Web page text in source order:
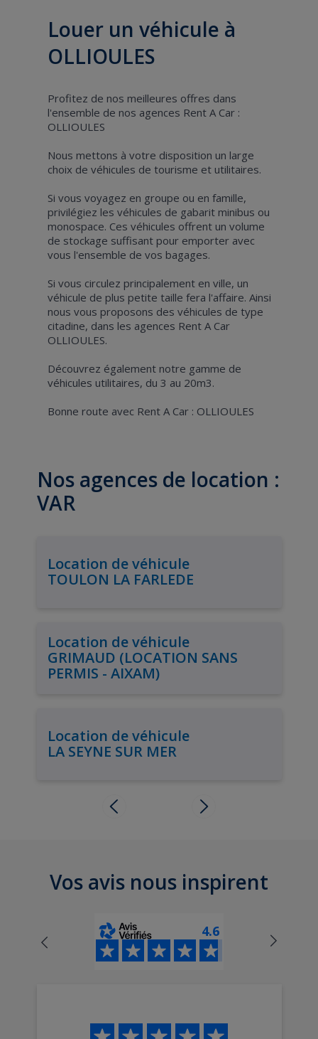
Louer un véhicule à
OLLIOULES
Profitez de nos meilleures offres dans
l'ensemble de nos agences Rent A Car :
OLLIOULES
Nous mettons à votre disposition un large
choix de véhicules de tourisme et utilitaires.
Si vous voyagez en groupe ou en famille,
privilégiez les véhicules de gabarit minibus ou
monospace. Ces véhicules offrent un volume
de stockage suffisant pour emporter avec
vous l'ensemble de vos bagages.
Si vous circulez principalement en ville, un
véhicule de plus petite taille fera l'affaire. Ainsi
nous vous proposons des véhicules de type
citadine, dans les agences Rent A Car
OLLIOULES.
Découvrez également notre gamme de
véhicules utilitaires, du 3 au 20m3.
Bonne route avec Rent A Car : OLLIOULES
Nos agences de location :
VAR
Location de véhicule
TOULON LA FARLEDE
Location de véhicule
GRIMAUD (LOCATION SANS
PERMIS - AIXAM)
Location de véhicule
LA SEYNE SUR MER
Vos avis nous inspirent
4.6